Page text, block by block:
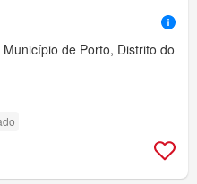
de Porto, Distrito do